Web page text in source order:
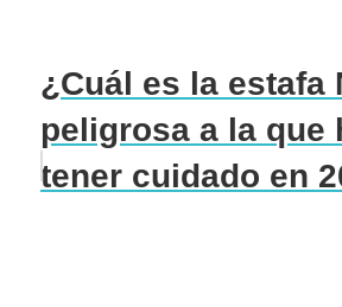
¿Cuál es la estafa
peligrosa a la que
tener cuidado en